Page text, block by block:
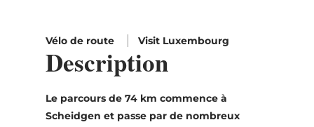
Vélo de route Visit Luxembourg
Description
Le parcours de 74 km commence à
Scheidgen et passe par de nombreux